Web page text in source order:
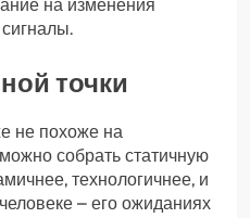
на изменения
точки
не похоже на
можно собрать статичную
технологичнее, и
– его ожиданиях